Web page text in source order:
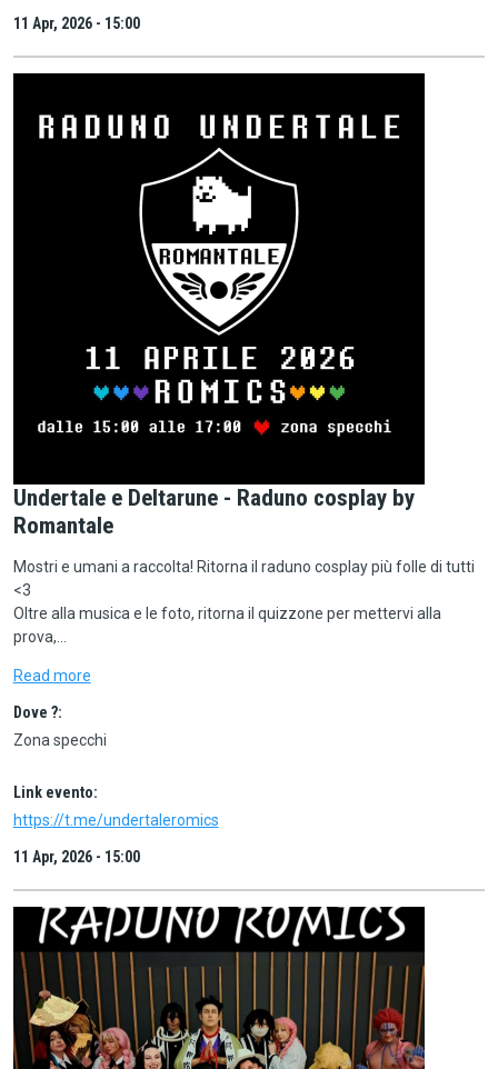
11 Apr, 2026 - 15:00
Undertale e Deltarune - Raduno cosplay by
Romantale
Mostri e umani a raccolta! Ritorna il raduno cosplay più folle di tutti
<3
Oltre alla musica e le foto, ritorna il quizzone per mettervi alla
prova,…
Read more
Dove ?:
Zona specchi
Link evento:
https://t.me/undertaleromics
11 Apr, 2026 - 15:00